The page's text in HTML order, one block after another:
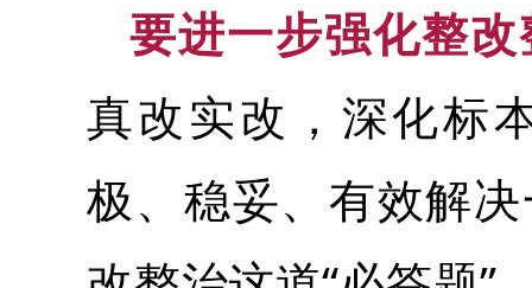
要进一步强化整
真改实改，深化标
极、稳妥、有效解